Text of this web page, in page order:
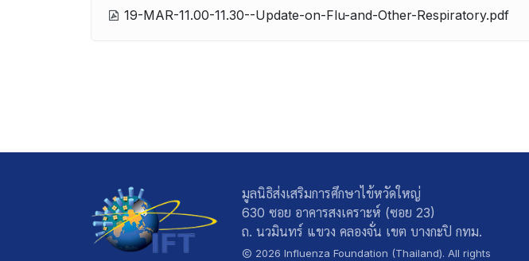
19-MAR-11.00-11.30--Update-on-Flu-and-Other-Respiratory.pdf
มูลนิธิส่งเสริมการศึกษาไข้หวัดใหญ่
630 ซอย อาคารสงเคราะห์ (ซอย 23)
ถ. นวมินทร์ แขวง คลองจั่น เขต บางกะปิ กทม.
2026 Influenza Foundation (Thailand). All rights